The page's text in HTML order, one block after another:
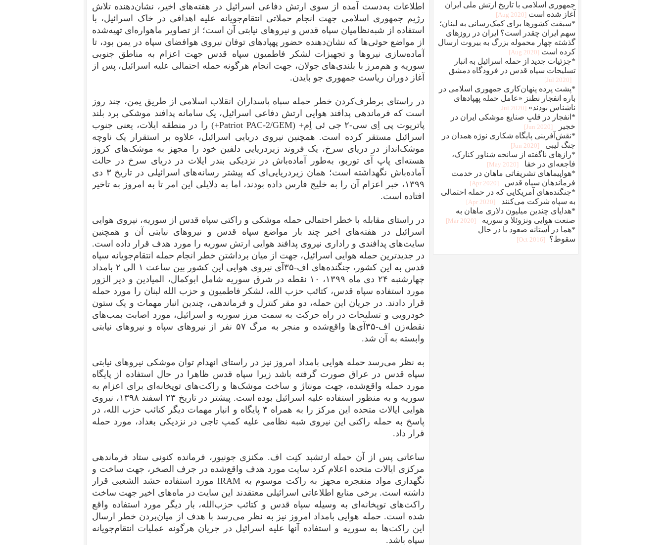
اطلاعات به‌دست آمده از سوی ارتش دفاعی اسرائیل در هفته‌های اخیر، نشان‌دهنده تلاش
رژیم جمهوری اسلامی جهت انجام حملاتی انتقام‌جویانه علیه اهدافی در خاک اسرائیل، با
استفاده از شبه‌نظامیان سپاه قدس و نیروهای نیابتی آن است؛ از تصاویر ماهواره‌ای تهیه‌شده
از مواضع حوثی‌ها که نشان‌دهنده حضور پهپادهای توفان نیروی هوافضای سپاه در یمن بود، تا
آماده‌سازی نیروها و تجهیزات لشکر فاطمیون سپاه قدس جهت اعزام به مناطق جنوبی
سوریه و هم‌مرز با بلندی‌های جولان، جهت انجام هرگونه حمله احتمالی علیه اسرائیل، پس از
آغاز دوران ریاست جمهوری جو بایدن.
در راستای برطرف‌کردن خطر حمله سپاه پاسداران انقلاب اسلامی از طریق یمن، چند روز
است که فرماندهی پدافند هوایی ارتش دفاعی اسرائیل، یک سامانه پدافند موشکی برد بلند
پاتریوت پی اِی سی-۲ جی ئی اِم+ (Patriot PAC-2/GEM+) را در منطقه ایلات، یعنی جنوب
اسرائیل مستقر کرده است. همچنین نیروی دریایی اسرائیل، علاوه بر استقرار یک ناوچه
موشک‌انداز در دریای سرخ، یک فروند زیردریایی دلفین خود را مجهز به موشک‌های کروز
هسته‌ای پاپ آی توربو، به‌طور آماده‌باش در نزدیکی بندر ایلات در دریای سرخ در حالت
آماده‌باش نگهداشته است؛ همان زیردریایی‌ای که پیشتر رسانه‌های اسرائیلی در تاریخ ۳ دی
۱۳۹۹، خبر اعزام آن را به خلیج فارس داده بودند، اما به دلایلی این امر تا به امروز به تاخیر
افتاده است.
در راستای مقابله با خطر احتمالی حمله موشکی و راکتی سپاه قدس از سوریه، نیروی هوایی
اسرائیل در هفته‌های اخیر چند بار مواضع سپاه قدس و نیروهای نیابتی آن و همچنین
سایت‌های پدافندی و راداری نیروی پدافند هوایی ارتش سوریه را مورد هدف قرار داده است.
در جدیدترین حمله هوایی اسرائیل، جهت از میان برداشتن خطر انجام حمله انتقام‌جویانه سپاه
قدس به این کشور، جنگنده‌های اف-۳۵آی نیروی هوایی این کشور بین ساعت ۱ الی ۲ بامداد
چهارشنبه ۲۴ دی ماه ۱۳۹۹، ۱۰ نقطه در شرق سوریه شامل ابوکمال، المیادین و دیر الزور
مورد استفاده سپاه قدس، کتائب حزب الله، لشکر فاطمیون و حزب الله لبنان را مورد حمله
قرار دادند. در جریان این حمله، دو مقر کنترل و فرماندهی، چندین انبار مهمات و یک ستون
خودرویی و تسلیحات در راه حرکت به سمت مرز سوریه و اسرائیل، مورد اصابت بمب‌های
نقطه‌زن اف-۳۵آی‌ها واقع‌شده و منجر به مرگ ۵۷ نفر از نیروهای سپاه و نیروهای نیابتی
وابسته به آن شد.
به نظر می‌رسد حمله هوایی بامداد امروز نیز در راستای انهدام توان موشکی نیروهای نیابتی
سپاه قدس در عراق صورت گرفته باشد زیرا سپاه قدس ظاهرا در حال استفاده از پایگاه
مورد حمله واقع‌شده، جهت مونتاژ و ساخت موشک‌ها و راکت‌های توپخانه‌ای برای اعزام به
سوریه و به منظور استفاده علیه اسرائیل بوده است. پیشتر در تاریخ ۲۳ اسفند ۱۳۹۸، نیروی
هوایی ایالات متحده این مرکز را به همراه ۴ پایگاه و انبار مهمات دیگر کتائب حزب الله، در
پاسخ به حمله راکتی این نیروی شبه نظامی علیه کمپ تاجی در نزدیکی بغداد، مورد حمله
قرار داد.
ساعاتی پس از آن حمله ارتشبد کنِت اف. مکنزی جونیور، فرمانده کنونی ستاد فرماندهی
مرکزی ایالات متحده اعلام کرد سایت مورد هدف واقع‌شده در جرف الصخر، جهت ساخت و
نگهداری مواد منفجره مجهز به راکت موسوم به IRAM مورد استفاده حشد الشعبی قرار
داشته است. برخی منابع اطلاعاتی اسرائیلی معتقدند این سایت در ماه‌های اخیر جهت ساخت
راکت‌های توپخانه‌ای به وسیله سپاه قدس و کتائب حزب‌الله، بار دیگر مورد استفاده واقع
شده است. حمله هوایی بامداد امروز نیز به نظر می‌رسد با هدف از میان‌بردن خطر ارسال
این راکت‌ها به سوریه و استفاده آنها علیه اسرائیل در جریان هرگونه عملیات انتقام‌جویانه
سپاه باشد.
جمهوری اسلامی با تاریخ ارتش ملی ایران
آغاز شده است [2020 Aug]
*سبقت کشورها برای کمک‌رسانی به لبنان؛
سهم ایران چقدر است؟ ایران در روزهای
گذشته چهار محموله بزرگ به بیروت ارسال
کرده است [2020 Aug]
*جزئیات جدید از حمله اسرائیل به انبار
تسلیحات سپاه قدس در فرودگاه دمشق
[2020 Jul]
*پشت پرده پنهان‌کاری جمهوری اسلامی در
باره انفجار نطنز «عامل حمله پهپادهای
ناشناس بودند» [2020 Jul]
*انفجار در قلبِ صنایع موشکی ایران در
خجیر
[2020 Jun]
*نقش‌آفرینی پایگاه شکاری نوژه همدان در
جنگ لیبی
[2020 Jun]
*رازهای ناگفته از سانحه شناور کنارک،
فاجعه‌ای در خفا
[2020 May]
*هواپیماهای تشریفاتی ماهان در خدمت
فرماندهان سپاه قدس
[2020 Apr]
*جنگنده‌های آمریکایی که در حمله احتمالی
به سپاه شرکت می‌کنند
[2020 Apr]
*هدایای چندین میلیون دلاری ماهان به
صنعت هوایی ونزوئلا و سوریه
[2020 Mar]
*هما در آستانه صعود یا در حال
سقوط؟
[2016 Oct]